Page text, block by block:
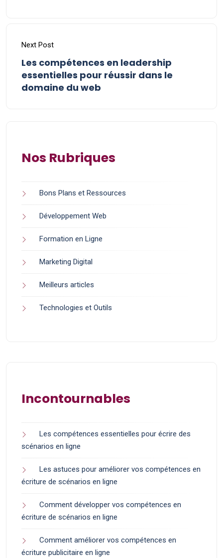
Next Post
Les compétences en leadership
essentielles pour réussir dans le
domaine du web
Nos Rubriques
Bons Plans et Ressources
Développement Web
Formation en Ligne
Marketing Digital
Meilleurs articles
Technologies et Outils
Incontournables
Les compétences essentielles pour écrire des
scénarios en ligne
Les astuces pour améliorer vos compétences en
écriture de scénarios en ligne
Comment développer vos compétences en
écriture de scénarios en ligne
Comment améliorer vos compétences en
écriture publicitaire en ligne